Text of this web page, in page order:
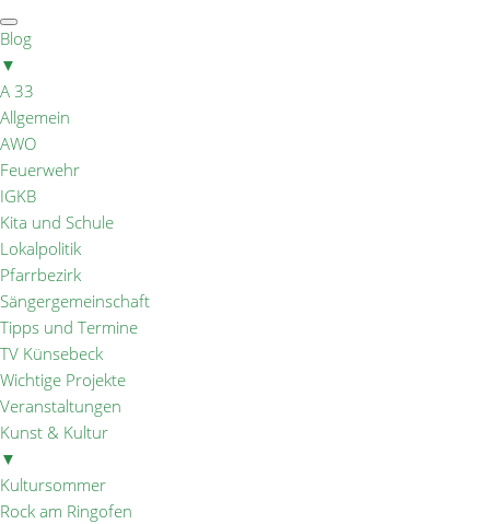
Blog
▼
A 33
Allgemein
AWO
Feuerwehr
IGKB
Kita und Schule
Lokalpolitik
Pfarrbezirk
Sängergemeinschaft
Tipps und Termine
TV Künsebeck
Wichtige Projekte
Veranstaltungen
Kunst & Kultur
▼
Kultursommer
Rock am Ringofen